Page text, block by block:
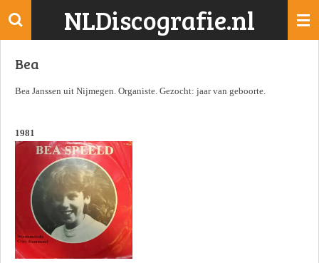
Ga
de
NLDiscografie.nl
Bea
Bea Janssen uit Nijmegen. Organiste. Gezocht: jaar van geboorte.
1981